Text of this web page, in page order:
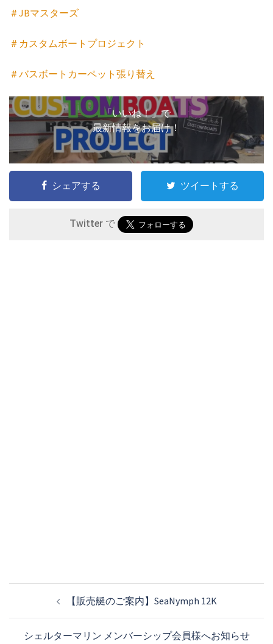
＃JBマスターズ
＃カスタムボートプロジェクト
＃バスボートカーペット張り替え
「いいね！」で
最新情報をお届け！
シェアする ツイートする
Twitter で
ナ
【販売艇のご案内】SeaNymph 12K
シェルターマリン メンバーシップ会員様へお知らせ